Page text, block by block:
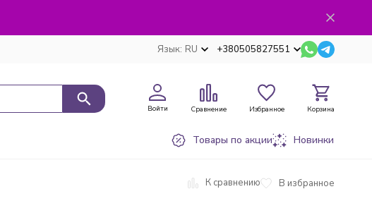
Язык: RU +380505827551
Войти Сравнение Избранное Корзина
Товары по акции Новинки
К сравнению В избранное